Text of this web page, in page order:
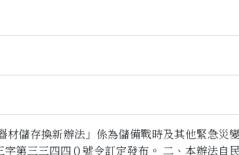
材儲存換新辦法」係為儲備戰時及其他緊急災
第三三四四０號令訂定發布。 二、本辦法自